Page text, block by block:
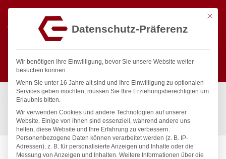
Suchen
Start / Gastronomiebedarf & Gastro Geräte für Profis
Präsentation
Tischgeschirr
Pommestütenhalter, HENDI, ø115x(H)172mm
Mit
Datenschutz-Präferenz
Wir benötigen Ihre Einwilligung, bevor Sie unsere Website weiter
besuchen können.
Wenn Sie unter 16 Jahre alt sind und Ihre Einwilligung zu optionalen
Services geben möchten, müssen Sie Ihre Erziehungsberechtigten um
Erlaubnis bitten.
Wir verwenden Cookies und andere Technologien auf unserer
Website. Einige von ihnen sind essenziell, während andere uns
helfen, diese Website und Ihre Erfahrung zu verbessern.
Personenbezogene Daten können verarbeitet werden (z. B. IP-
Adressen), z. B. für personalisierte Anzeigen und Inhalte oder die
Messung von Anzeigen und Inhalten. Weitere Informationen über die